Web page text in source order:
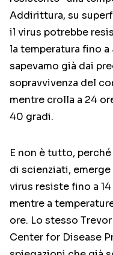
Addirittura, su
il virus potrebbe
la temperatura fino
sapevamo già dai
sopravvivenza del
mentre crolla a 24
40 gradi.
E non è tutto,
di scienziati,
virus resiste fino a
mentre a
ore. Lo stesso
Center for Disease